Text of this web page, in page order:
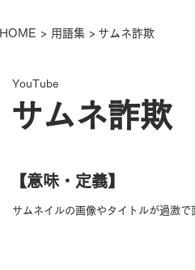
HOME > サムネ詐欺
用語集 >
YouTube
サムネ詐欺
【​意味・定義】
サムネイルの画像やタイトルが過激